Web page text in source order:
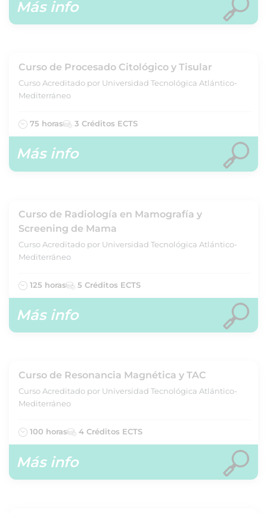
Más info
Curso de Procesado Citológico y Tisular
Curso Acreditado por Universidad Tecnológica Atlántico-
Mediterráneo
75 horas 3 Créditos ECTS
Más info
Curso de Radiología en Mamografía y
Screening de Mama
Curso Acreditado por Universidad Tecnológica Atlántico-
Mediterráneo
125 horas 5 Créditos ECTS
Más info
Curso de Resonancia Magnética y TAC
Curso Acreditado por Universidad Tecnológica Atlántico-
Mediterráneo
100 horas 4 Créditos ECTS
Más info